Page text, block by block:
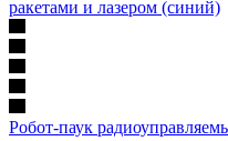
Робот-паук